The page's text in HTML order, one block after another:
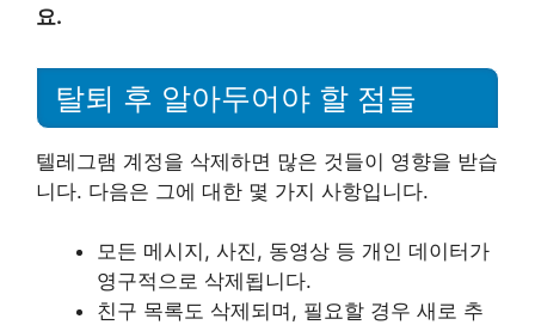
요.
탈퇴 후 알아두어야 할 점들
텔레그램 계정을 삭제하면 많은 것들이 영향을 받습
니다. 다음은 그에 대한 몇 가지 사항입니다.
모든 메시지, 사진, 동영상 등 개인 데이터가
영구적으로 삭제됩니다.
친구 목록도 삭제되며, 필요할 경우 새로 추